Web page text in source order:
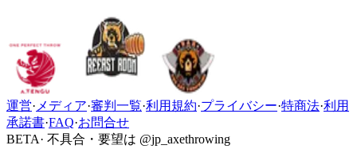
運営· メディア·審判一覧·利用規約·プライバシー·特商法·利用
承諾書·FAQ·お問合せ
BETA· 不具合・要望は @jp_axethrowing